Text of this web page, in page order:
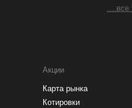
....все
Акции
Карта рынка
Котировки